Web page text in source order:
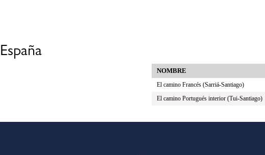
España
NOMBRE
El camino Francés (Sarriá-Santiago)
El camino Portugués interior (Tui-Santiago)